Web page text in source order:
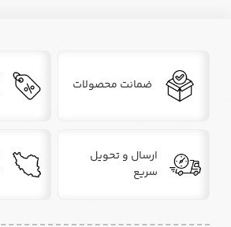
ضمانت محصولات
ارسال و تحویل
سریع